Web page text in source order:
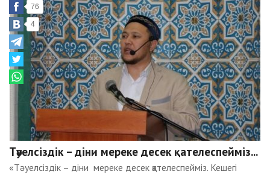
76
4
Тәуелсіздік – діни мереке десек қателеспейміз...
«Тәуелсіздік – діни мереке десек қателеспейміз. Кешегі